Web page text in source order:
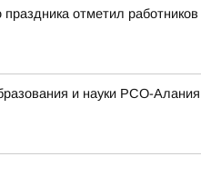
отметил
и науки РСО-Алания